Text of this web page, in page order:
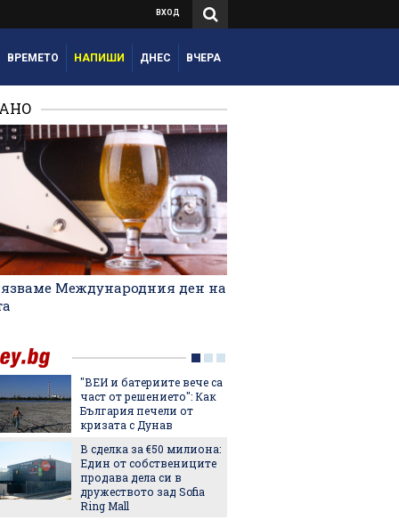
ВХОД
ВРЕМЕТО НАПИШИ ДНЕС ВЧЕРА
Международния ден на
"ВЕИ и батериите вече са
част от решението": Как
България печели от
кризата с Дунав
В сделка за €50 милиона:
Един от собствениците
продава дела си в
дружеството зад Sofia
Ring Mall